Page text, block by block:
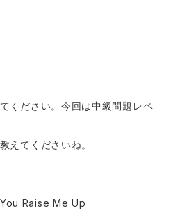
ください。今回は中級問題レベ
えてくださいね。
Raise Me Up